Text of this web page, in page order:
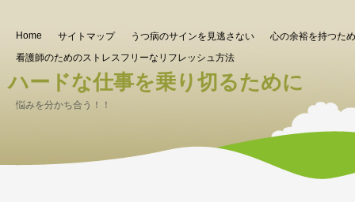
Home サイトマップ うつ病のサインを見逃さない
心の余裕を持つた
看護師のためのストレスフリーなリフレッシュ方法
ハードな仕事を乗り切るために
悩みを分かち合う！！